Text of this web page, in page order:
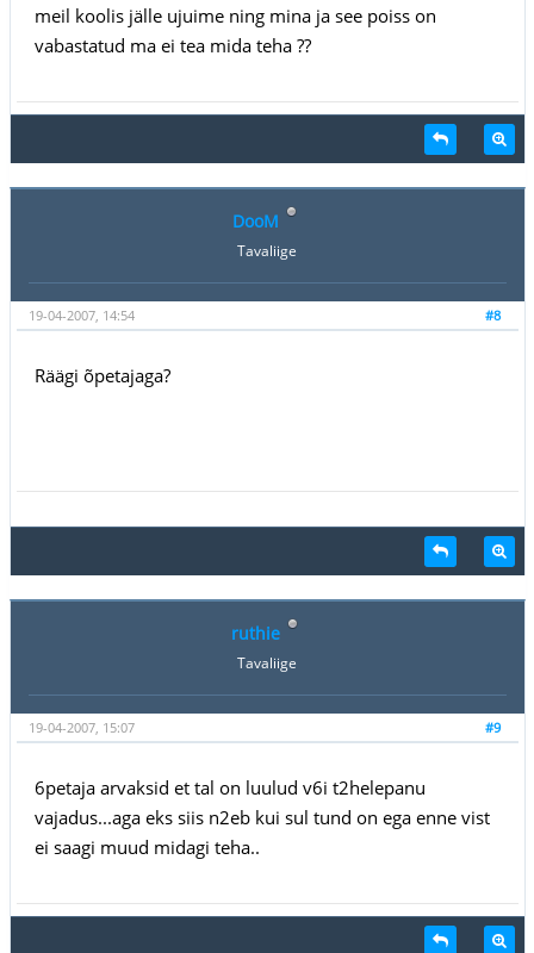
meil koolis jälle ujuime ning mina ja see poiss on
vabastatud ma ei tea mida teha ??
DooM
Tavaliige
#8
19-04-2007, 14:54
Räägi õpetajaga?
ruthie
Tavaliige
#9
19-04-2007, 15:07
6petaja arvaksid et tal on luulud v6i t2helepanu
vajadus...aga eks siis n2eb kui sul tund on ega enne vist
ei saagi muud midagi teha..